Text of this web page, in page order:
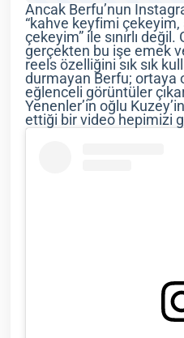
Ancak Berfu’nun
“kahve keyfimi
çekeyim” ile sınırlı
gerçekten bu işe emek
reels özelliğini sık sık
durmayan Berfu; ortaya
eğlenceli görüntüler
Yenenler’in oğlu
ettiği bir video hepimizi